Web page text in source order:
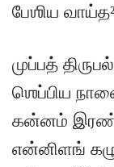
பேஶிய
முப்பத்
ஶெப்பிய
கன்னம்
என்னிளங்